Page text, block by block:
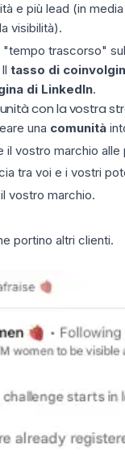
e più lead (in
visibilità).
trascorso"
tasso di
di LinkedIn.
con la vostra
una comunità
vostro marchio
tra voi e i vostri
vostro marchio.
portino altri clienti.